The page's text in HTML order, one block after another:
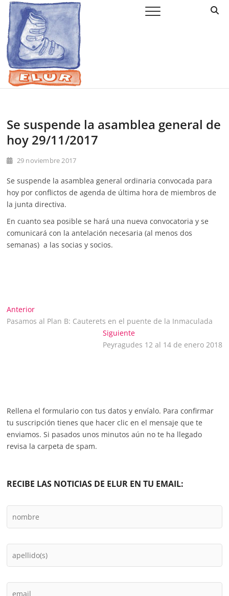
Saltar
contenido
Elur Taldea
EL CLUB DE ESQUÍ DE AMURRIO Y AYALA
Se suspende la asamblea general de
hoy 29/11/2017
29 noviembre 2017
Se suspende la asamblea general ordinaria convocada para
hoy por conflictos de agenda de última hora de miembros de
la junta directiva.
En cuanto sea posible se hará una nueva convocatoria y se
comunicará con la antelación necesaria (al menos dos
semanas) a las socias y socios.
Navegación
AnteriorEntrada
anterior:
Pasamos al Plan B: Cauterets en el puente de la Inmaculada
SiguienteEntrada
siguiente:
Peyragudes 12 al 14 de enero 2018
Rellena el formulario con tus datos y envíalo. Para confirmar
tu suscripción tienes que hacer clic en el mensaje que te
enviamos. Si pasados unos minutos aún no te ha llegado
revisa la carpeta de spam.
RECIBE LAS NOTICIAS DE ELUR EN TU EMAIL: